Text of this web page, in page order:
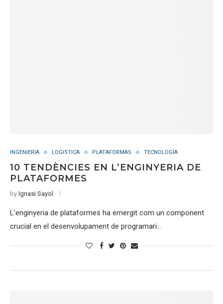
INGENIERIA LOGISTICA PLATAFORMAS TECNOLOGÍA
10 TENDÈNCIES EN L’ENGINYERIA DE
PLATAFORMES
by Ignasi Sayol
L’enginyeria de plataformes ha emergit com un component
crucial en el desenvolupament de programari…